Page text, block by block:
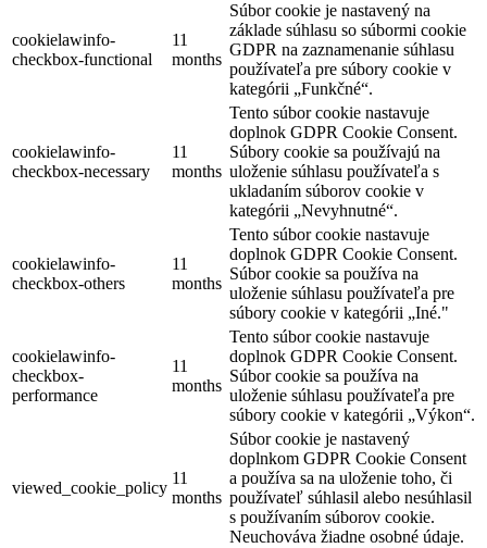
cookielawinfo-
checkbox-functional
11
months
Súbor cookie je nastavený na
základe súhlasu so súbormi cookie
GDPR na zaznamenanie súhlasu
používateľa pre súbory cookie v
kategórii „Funkčné“.
cookielawinfo-
checkbox-necessary
11
months
Tento súbor cookie nastavuje
doplnok GDPR Cookie Consent.
Súbory cookie sa používajú na
uloženie súhlasu používateľa s
ukladaním súborov cookie v
kategórii „Nevyhnutné“.
cookielawinfo-
checkbox-others
11
months
Tento súbor cookie nastavuje
doplnok GDPR Cookie Consent.
Súbor cookie sa používa na
uloženie súhlasu používateľa pre
súbory cookie v kategórii „Iné."
cookielawinfo-
checkbox-
performance
11
months
Tento súbor cookie nastavuje
doplnok GDPR Cookie Consent.
Súbor cookie sa používa na
uloženie súhlasu používateľa pre
súbory cookie v kategórii „Výkon“.
viewed_cookie_policy
11
months
Súbor cookie je nastavený
doplnkom GDPR Cookie Consent
a používa sa na uloženie toho, či
používateľ súhlasil alebo nesúhlasil
s používaním súborov cookie.
Neuchováva žiadne osobné údaje.